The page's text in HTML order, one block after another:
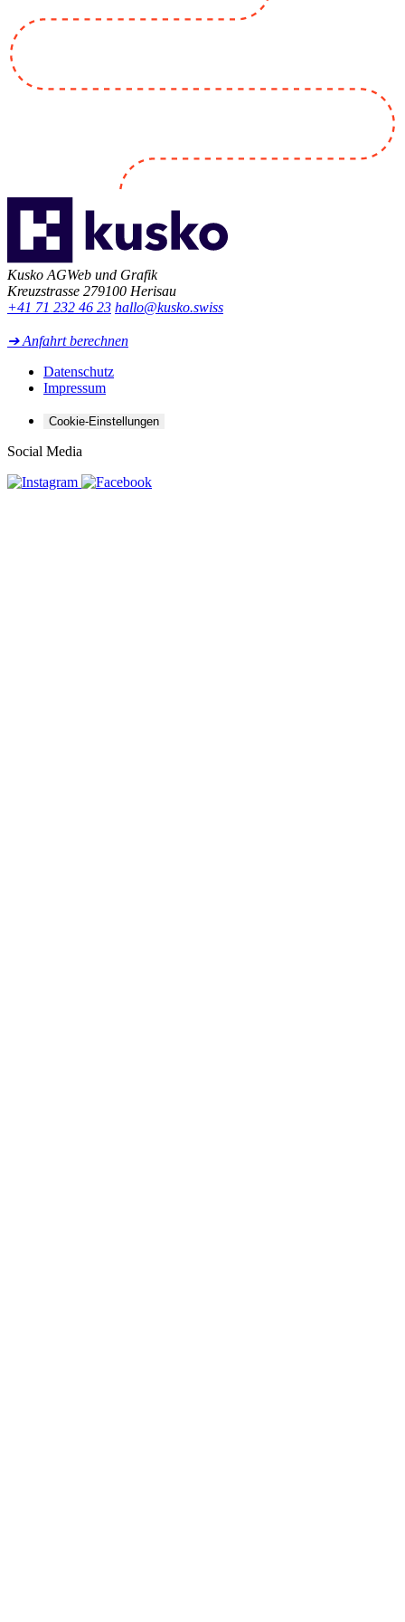
Kusko AGWeb und Grafik
Kreuzstrasse 279100 Herisau
+41 71 232 46 23 hallo@kusko.swiss
➔ Anfahrt berechnen
Datenschutz
Impressum
Cookie-Einstellungen
Social Media